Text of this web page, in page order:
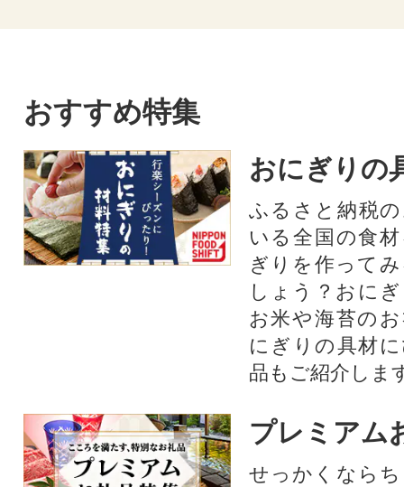
おすすめ特集
おにぎりの
ふるさと納税
いる全国の食
ぎりを作って
しょう？おに
お米や海苔の
にぎりの具材
品もご紹介しま
プレミアム
せっかくなら